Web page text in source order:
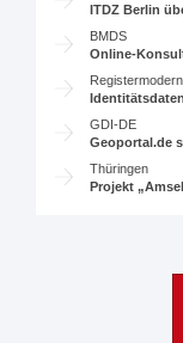
ITDZ Berlin
BMDS
Online-
GDI-DE
Geoportal.de
Thüringen
Projekt